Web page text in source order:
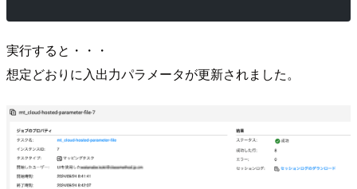
実行すると・・・
想定どおりに入出力パラメータが更新されました。